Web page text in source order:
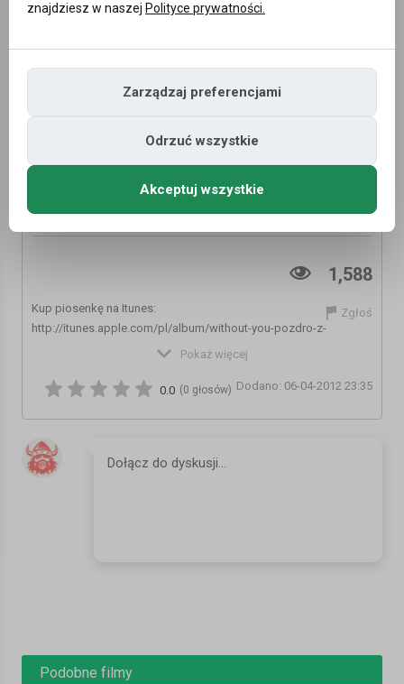
Remo feat. Doniu, Amila - Without You
(Pozdro z piekła) (Official Video)
1,588
Zgłoś
Kup piosenkę na Itunes:
http://itunes.apple.com/pl/album/without-you-pozdro-z-
Remo : http://www.facebook.com/RemoOfficial
http://www.facebook.com/DLPromotion
Pokaż więcej
Dodano: 06-04-2012 23:35
(0 głosów)
0.0
Podobne filmy
znajdziesz w naszej Polityce prywatności.
Zarządzaj preferencjami
Odrzuć wszystkie
Akceptuj wszystkie